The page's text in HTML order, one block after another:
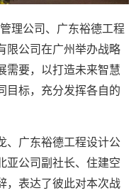
理公司、广东裕德工程
限公司在广州举办战略
需要，以打造未来智慧
目标，充分发挥各自的
、广东裕德工程设计公
亚公司副社长、住建空
，表达了彼此对本次战